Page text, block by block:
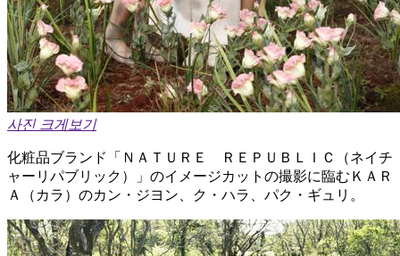
사진 크게보기
化粧品ブランド「ＮＡＴＵＲＥ ＲＥＰＵＢＬＩＣ（ネイチ
ャーリパブリック）」のイメージカットの撮影に臨むＫＡＲ
Ａ（カラ）のカン・ジヨン、ク・ハラ、パク・ギュリ。